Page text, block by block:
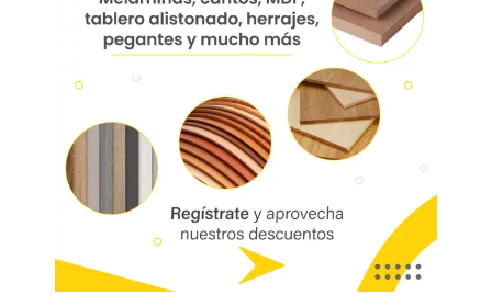
Bisagra esquinera para puertas de paso internas
Todas nuestras bisagras tienes 11.3 mm de
profundidad de cazoleta, 35 mm de diámetro de
cazoleta y terminación en niquelado.
Resistencia cámara niebla salina: 48 hs.
Código:
01418
Referencia:
HBP444-01
Las imágenes mostradas son de referencia y los colores podrían variar
en físico. Los costos de envío son variables y serán asumidos por el
comprador. No incluye servicios como corte, cantos o enchape. Sólo
despachamos tableros en la zona urbana de las ciudades donde